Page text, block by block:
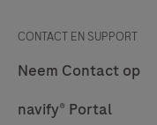
CONTACT EN SUPPORT
Neem Contact op
navify® Portal